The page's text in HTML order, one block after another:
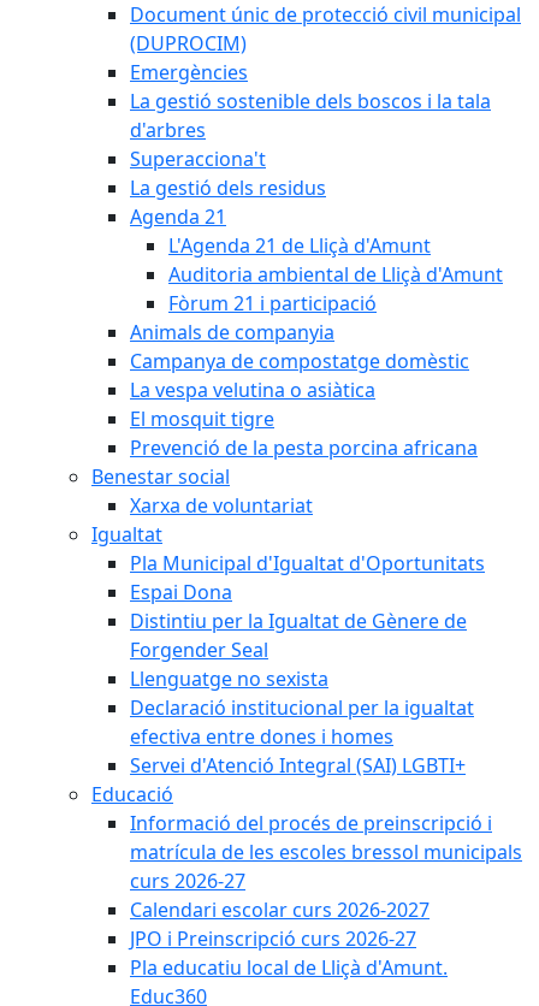
Document únic de protecció civil municipal
(DUPROCIM)
Emergències
La gestió sostenible dels boscos i la tala
d'arbres
Superacciona't
La gestió dels residus
Agenda 21
L'Agenda 21 de Lliçà d'Amunt
Auditoria ambiental de Lliçà d'Amunt
Fòrum 21 i participació
Animals de companyia
Campanya de compostatge domèstic
La vespa velutina o asiàtica
El mosquit tigre
Prevenció de la pesta porcina africana
Benestar social
Xarxa de voluntariat
Igualtat
Pla Municipal d'Igualtat d'Oportunitats
Espai Dona
Distintiu per la Igualtat de Gènere de
Forgender Seal
Llenguatge no sexista
Declaració institucional per la igualtat
efectiva entre dones i homes
Servei d'Atenció Integral (SAI) LGBTI+
Educació
Informació del procés de preinscripció i
matrícula de les escoles bressol municipals
curs 2026-27
Calendari escolar curs 2026-2027
JPO i Preinscripció curs 2026-27
Pla educatiu local de Lliçà d'Amunt.
Educ360